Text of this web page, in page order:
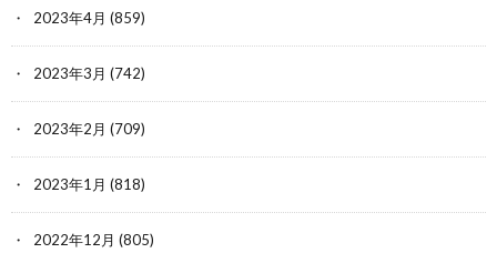
2023年4月 (859)
2023年3月 (742)
2023年2月 (709)
2023年1月 (818)
2022年12月 (805)